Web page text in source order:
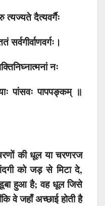
त्यज्यते दैत्यवर्गैः
नः
पांसवः पापपङ्कम् ॥
की धूल या चरणरज
गंदगी को जड़ से मिटा दे,
हुआ है; वह धूल जिसे
वे जहाँ अच्छाई होती है